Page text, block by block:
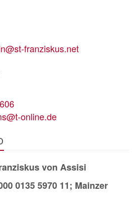
franziskus.net
online.de
von Assisi
0135 5970 11; Mainzer